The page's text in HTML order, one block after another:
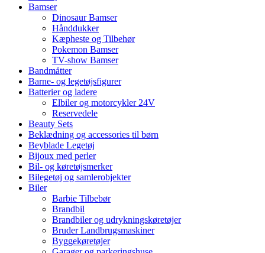
Bamser
Dinosaur Bamser
Hånddukker
Kæpheste og Tilbehør
Pokemon Bamser
TV-show Bamser
Bandmåtter
Barne- og legetøjsfigurer
Batterier og ladere
Elbiler og motorcykler 24V
Reservedele
Beauty Sets
Beklædning og accessories til børn
Beyblade Legetøj
Bijoux med perler
Bil- og køretøjsmerker
Bilegetøj og samlerobjekter
Biler
Barbie Tilbebør
Brandbil
Brandbiler og udrykningskøretøjer
Bruder Landbrugsmaskiner
Byggekøretøjer